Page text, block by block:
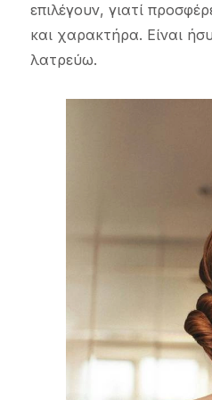
επιλέγουν, γιατί
και χαρακτήρα. Είναι
λατρεύω.